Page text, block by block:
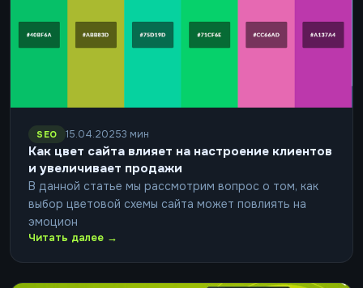
SEO 15.04.20253 мин
Как цвет сайта влияет на настроение клиентов
и увеличивает продажи
В данной статье мы рассмотрим вопрос о том, как
выбор цветовой схемы сайта может повлиять на
эмоцион
Читать далее →